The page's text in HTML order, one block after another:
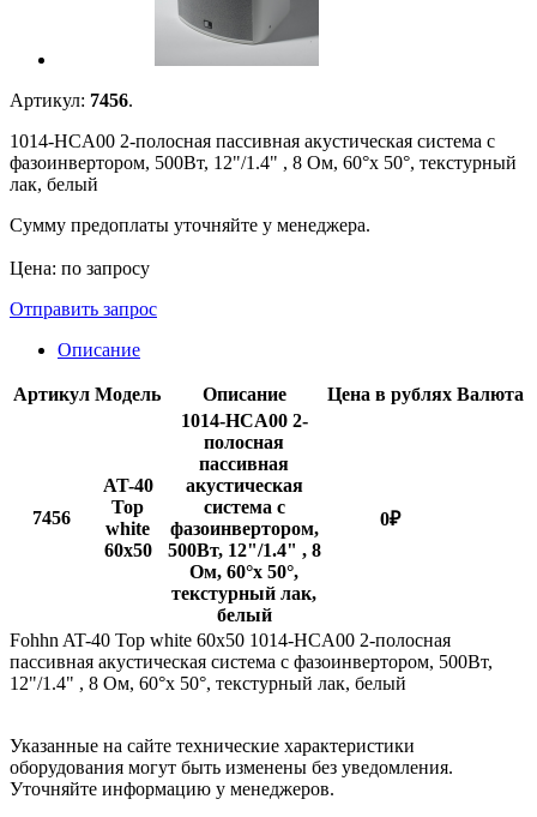
Артикул: 7456.
1014-HCA00 2-полосная пассивная акустическая система с
фазоинвертором, 500Вт, 12"/1.4" , 8 Ом, 60°x 50°, текстурный
лак, белый
Сумму предоплаты уточняйте у менеджера.
Цена: по запросу
Отправить запрос
Описание
Артикул Модель Описание Цена в рублях Валюта
7456
AT-40
Top
white
60x50
1014-HCA00 2-
полосная
пассивная
акустическая
система с
фазоинвертором,
500Вт, 12"/1.4" , 8
Ом, 60°x 50°,
текстурный лак,
белый
0₽
Fohhn AT-40 Top white 60x50 1014-HCA00 2-полосная
пассивная акустическая система с фазоинвертором, 500Вт,
12"/1.4" , 8 Ом, 60°x 50°, текстурный лак, белый
Указанные на сайте технические характеристики
оборудования могут быть изменены без уведомления.
Уточняйте информацию у менеджеров.